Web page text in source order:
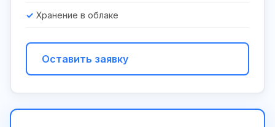
Хранение в облаке
Оставить заявку